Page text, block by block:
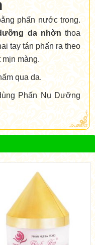
phấn nước trong.
da nhờn thoa
tay tán phấn ra theo
mịn màng.
qua da.
Phấn Nụ Dưỡng